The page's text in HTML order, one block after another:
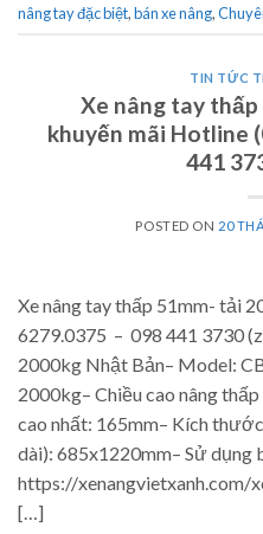
nâng tay đặc biệt,bán xe nâng,
TIN TỨC
Xe nâng tay
khuyến mãi Hotline
441
POSTED ON 20
Xe nâng tay thấp 51mm- tải
6279.0375 – 098 441 3730
2000kg Nhật Bản– Model:
2000kg– Chiều cao nâng
cao nhất: 165mm– Kích
dài): 685x1220mm– Sử dụng
https://xenangvietxanh.com/
[…]